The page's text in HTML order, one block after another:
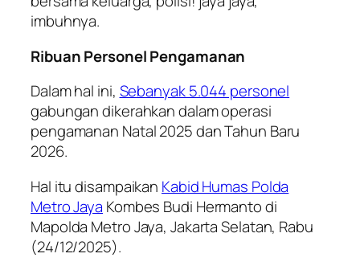
imbuhnya.
Ribuan Personel Pengamanan
Dalam hal ini, Sebanyak 5.044 personel
gabungan dikerahkan dalam operasi
pengamanan Natal 2025 dan Tahun Baru
2026.
Hal itu disampaikan Kabid Humas Polda
Metro Jaya Kombes Budi Hermanto di
Mapolda Metro Jaya, Jakarta Selatan, Rabu
(24/12/2025).